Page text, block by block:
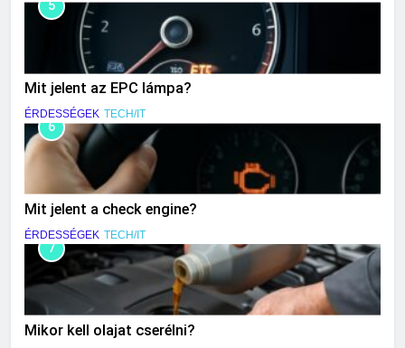
5
Mit jelent az EPC lámpa?
ÉRDESSÉGEK TECH/IT
6
Mit jelent a check engine?
ÉRDESSÉGEK TECH/IT
7
Mikor kell olajat cserélni?